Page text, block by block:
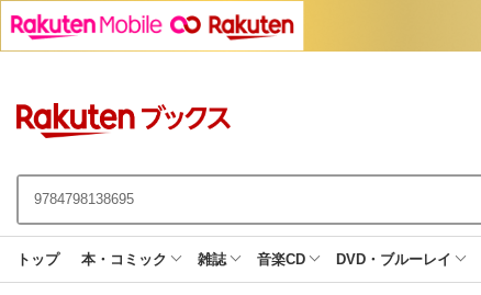
トップ 本・コミック 雑誌 音楽CD DVD・ブルーレイ